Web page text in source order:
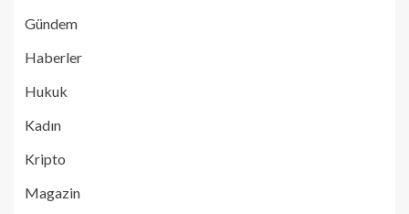
Gündem
Haberler
Hukuk
Kadın
Kripto
Magazin